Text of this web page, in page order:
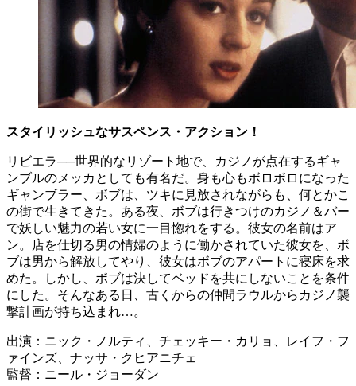
スタイリッシュなサスペンス・アクション！
リビエラ──世界的なリゾート地で、カジノが点在するギャ
ンブルのメッカとしても有名だ。身も心もボロボロになった
ギャンブラー、ボブは、ツキに見放されながらも、何とかこ
の街で生きてきた。ある夜、ボブは行きつけのカジノ＆バー
で妖しい魅力の若い女に一目惚れをする。彼女の名前はア
ン。店を仕切る男の情婦のように働かされていた彼女を、ボ
ブは男から解放してやり、彼女はボブのアパートに寝床を求
めた。しかし、ボブは決してベッドを共にしないことを条件
にした。そんなある日、古くからの仲間ラウルからカジノ襲
撃計画が持ち込まれ…。
出演：ニック・ノルティ、チェッキー・カリョ、レイフ・フ
ァインズ、ナッサ・クヒアニチェ
監督：ニール・ジョーダン